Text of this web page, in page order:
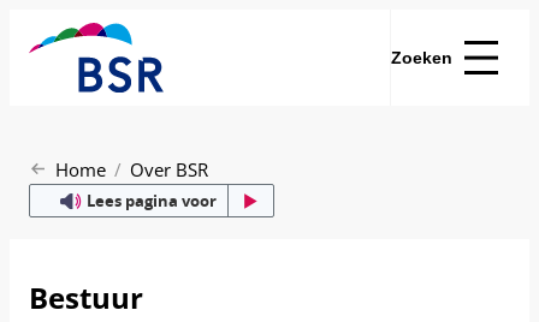
Zoeken
Home Over BSR
Lees pagina voor
Bestuur